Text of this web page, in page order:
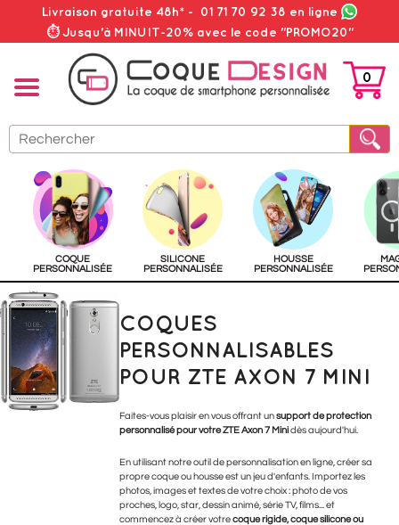
Livraison gratuite 48h* - 01 71 70 92 38 en ligne
⏱ Jusqu'à MINUIT-20% avec le code "PROMO20"
PANIER
0
COQUE
PERSONNALISÉE
SILICONE
PERSONNALISÉE
HOUSSE
PERSONNALISÉE
COQUES
PERSONNALISABLES
POUR ZTE AXON 7 MINI
Faites-vous plaisir en vous offrant unsupport de protection
personnalisé pour votre ZTE Axon 7 Minidès aujourd'hui.
En utilisant notre outil de personnalisation en ligne, créer sa
propre coque ou housse est un jeu d'enfants. Importez les
photos, images et textes de votre choix : photo de vos
proches, logo, star, dessin animé, série TV, films... et
commencez à créer votrecoque rigide, coque silicone ou